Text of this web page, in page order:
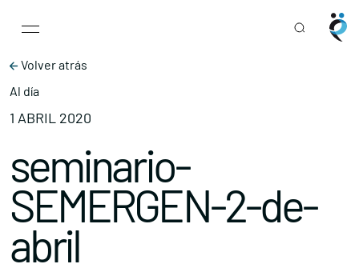
Main Navigation
Volver atrás
Al día
1 ABRIL 2020
seminario-
SEMERGEN-2-de-
abril